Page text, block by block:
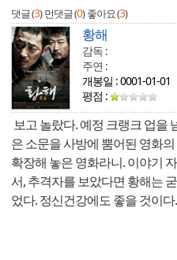
댓글 (3) 먼댓글 (0) 좋아요 (3)
황해
감독 :
주연 :
개봉일 : 0001-01-01
평점 :
보고 놀랐다. 예정 크랭크 업을
은 소문을 사방에 뿜어된 영화
확장해 놓은 영화라니. 이야기
서, 추격자를 보았다면 황해는
었다. 정신건강에도 좋을 것이다.